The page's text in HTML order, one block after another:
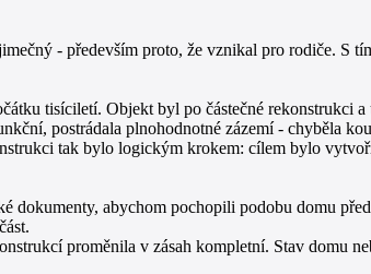
- především proto, že vznikal pro rodiče. S
tisíciletí. Objekt byl po částečné
postrádala plnohodnotné zázemí - chyběla
tak bylo logickým krokem: cílem bylo
dokumenty, abychom pochopili podobu domu
proměnila v zásah kompletní. Stav domu